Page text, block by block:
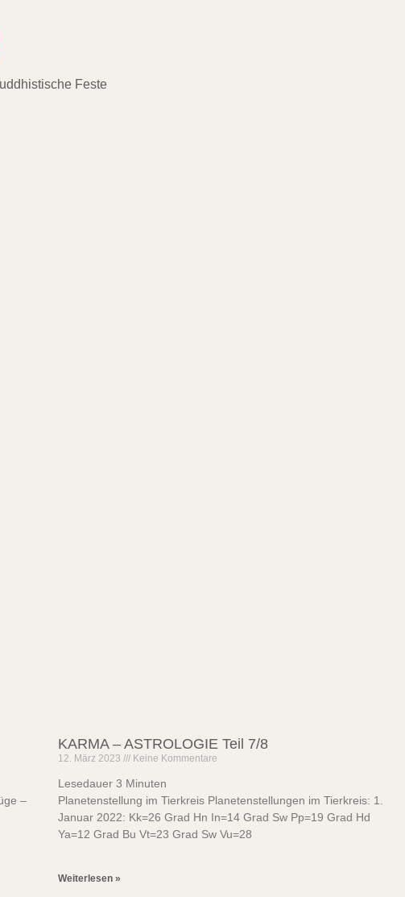
Feste
–
KARMA – ASTROLOGIE Teil 7/8
12. März 2023 Keine Kommentare
Lesedauer 3 Minuten
Planetenstellung im Tierkreis Planetenstellungen im Tierkreis: 1.
Januar 2022: Kk=26 Grad Hn In=14 Grad Sw Pp=19 Grad Hd
Ya=12 Grad Bu Vt=23 Grad Sw Vu=28
Weiterlesen »